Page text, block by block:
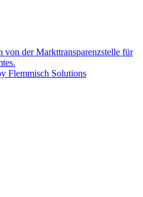
von der Markttransparenzstelle für
Flemmisch Solutions